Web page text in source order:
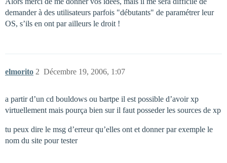
demander à des utilisateurs parfois "débutants" de paramétrer leur
OS, s’ils en ont par ailleurs le droit !
elmorito Décembre 19, 2006, 1:07
2
a partir d’un cd bouldows ou bartpe il est possible d’avoir xp
virtuellement mais pourça bien sur il faut posseder les sources de xp
tu peux dire le msg d’erreur qu’elles ont et donner par exemple le
nom du site pour tester